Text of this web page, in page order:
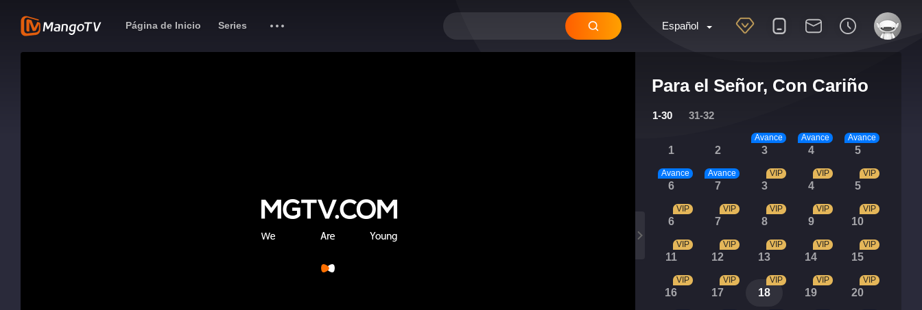
Español
Página de Inicio Series
Para el Señor, Con Cariño
1-30 31-32
1 2 3
Avance
4
Avance
5
Avance
6
Avance
7
Avance
3
VIP
4
VIP
5
VIP
6
VIP
7
VIP
8
VIP
9
VIP
10
VIP
11
VIP
12
VIP
13
VIP
14
VIP
15
VIP
16
VIP
17
VIP
18
VIP
19
VIP
20
VIP